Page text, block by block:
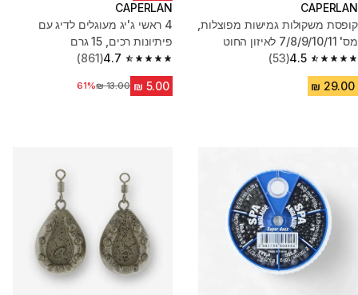
CAPERLAN
קופסת משקולות גמישות מפוצלות,
מס' 7/8/9/10/11 לאיזון החוט
4.5
4.5 out of 5 stars from 53 reviews
(53)
CAPERLAN
4 ראשי ג'יג מעוגלים לדיג עם
פיתיונות רכים, 15 גרם
4.7
4.7 out of 5 stars from 861 reviews
(861)
מחיר לפני הנחה‏13.00 ₪
61%